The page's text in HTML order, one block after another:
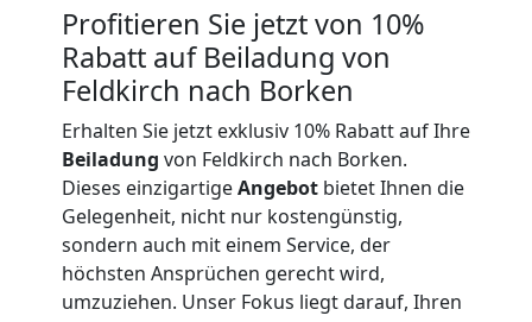
Profitieren Sie jetzt von 10%
Rabatt auf Beiladung von
Feldkirch nach Borken
Erhalten Sie jetzt exklusiv 10% Rabatt auf Ihre
Beiladung von Feldkirch nach Borken.
Dieses einzigartigeAngebot bietet Ihnen die
Gelegenheit, nicht nur kostengünstig,
sondern auch mit einem Service, der
höchsten Ansprüchen gerecht wird,
umzuziehen. Unser Fokus liegt darauf, Ihren
Feldkirch
Kleiner
Umzug
Feldkirch